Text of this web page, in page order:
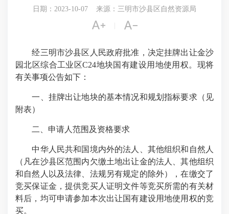
日期：2023-10-07 来源：三明市沙县区自然资源局
 
经三明市沙县区人民政府批准，决定挂牌出让金沙
园北区综合工业区C24地块国有建设用地使用权。现将
有关事项公告如下：
一、挂牌出让地块的基本情况和规划指标要求（见
附表）
二、申请人范围及资格要求
中华人民共和国境内外的法人、其他组织和自然人
（凡在沙县区范围内欠缴土地出让金的法人、其他组织
和自然人以及法律、法规另有规定的除外），在缴交了
竞买保证金，提供竞买人证明文件等竞买所需的有关材
料后，均可申请参加本次出让国有建设用地使用权的竞
买。